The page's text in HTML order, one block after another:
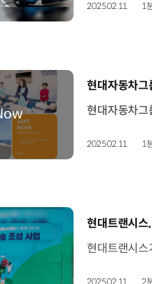
2025.02.11. 1
[동영상]
현대자동차그
2025.02.11. 1
[동영상]
현대트랜시스
2025.02.11. 2